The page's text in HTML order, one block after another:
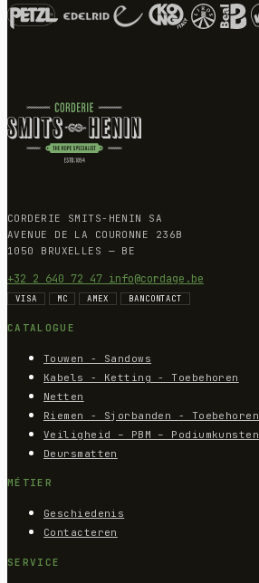
CORDERIE SMITS-HENIN SA
AVENUE DE LA COURONNE 236B
1050 BRUXELLES — BE
+32 2 640 72 47 info@cordage.be
VISA MC AMEX BANCONTACT
CATALOGUE
Touwen - Sandows
Kabels - Ketting - Toebehoren
Netten
Riemen - Sjorbanden - Toebehoren
Veiligheid – PBM – Podiumkunsten
Deursmatten
MÉTIER
Geschiedenis
Contacteren
SERVICE